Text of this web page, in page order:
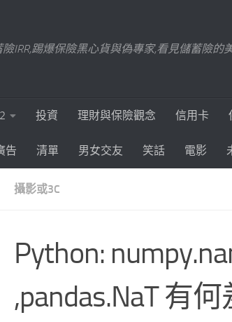
IRR,踢爆保險黑心貨與偽專家,看見儲蓄險的
投資 理財與保險觀念 信用卡
告 清單 男女交友 笑話 電影
攝影或3C
Python:
,pandas.NaT 有